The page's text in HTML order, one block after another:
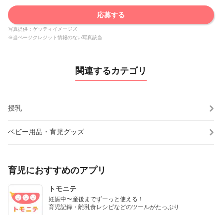
応募する
写真提供：ゲッティイメージズ
※当ページクレジット情報のない写真該当
関連するカテゴリ
授乳
ベビー用品・育児グッズ
育児におすすめのアプリ
トモニテ
妊娠中〜産後までずーっと使える！
育児記録・離乳食レシピなどのツールがたっぷり